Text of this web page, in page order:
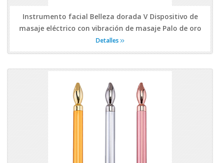
Instrumento facial Belleza dorada V Dispositivo de
masaje eléctrico con vibración de masaje Palo de oro
Detalles